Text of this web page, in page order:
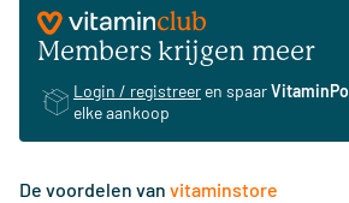
Members krijgen meer
Login / registreer en spaar
elke aankoop
De voordelen van vitaminstore